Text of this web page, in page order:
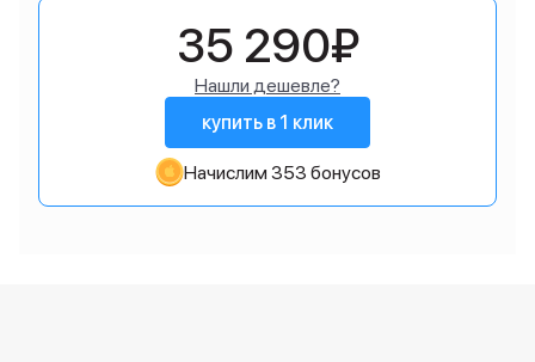
35 290₽
Нашли дешевле?
купить в 1 клик
Начислим 353 бонусов